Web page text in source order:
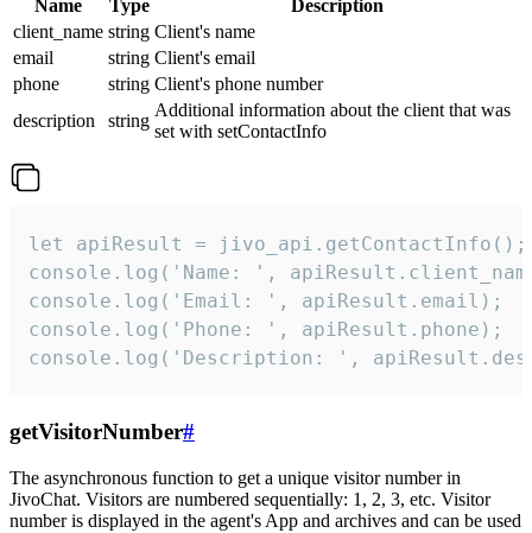
Name Type
Description
client_name string Client's name
email
string Client's email
phone
string Client's phone number
description
string
Additional information about the client that was
set with setContactInfo
let apiResult = jivo_api.getContactInfo();
console.log('Name: ',
console.log('Email: ', apiResult.email);
console.log('Phone: ', apiResult.phone);
console.log('Description: ',
getVisitorNumber#
The asynchronous function to get a unique visitor number in
JivoChat. Visitors are numbered sequentially: 1, 2, 3, etc. Visitor
number is displayed in the agent's App and archives and can be used